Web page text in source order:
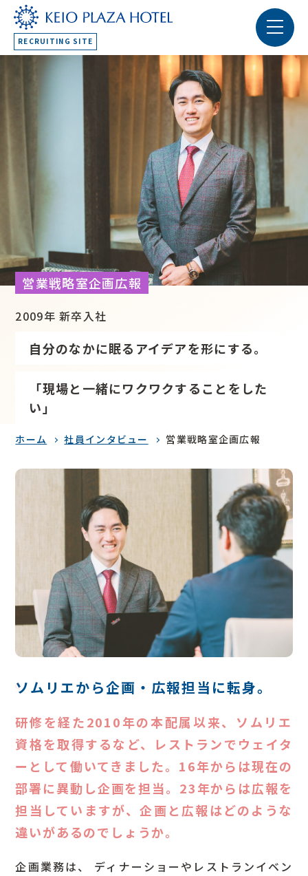
RECRUITING SITE
営業戦略室企画広報
2009年 新卒入社
自分のなかに眠るアイデアを形にする。
「現場と一緒にワクワクすることをした
い」
ホーム 社員インタビュー 営業戦略室企画広報
ソムリエから企画・広報担当に転身。
Q
研修を経た2010年の本配属以来、ソムリエ
資格を取得するなど、レストランでウェイタ
ーとして働いてきました。16年からは現在の
部署に異動し企画を担当。23年からは広報を
担当していますが、企画と広報はどのような
違いがあるのでしょうか。
企画業務は、 ディナーショーやレストランイベン